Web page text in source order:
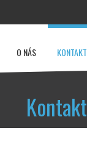
O NÁS KONTAKT
Kontakt